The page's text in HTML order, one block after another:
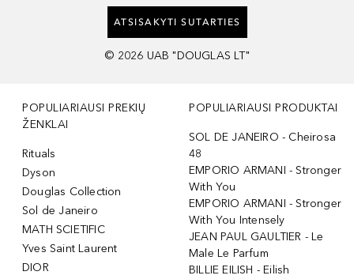
ATSISAKYTI SUTARTIES
© 2026 UAB "DOUGLAS LT"
POPULIARIAUSI PREKIŲ
ŽENKLAI
Rituals
Dyson
Douglas Collection
Sol de Janeiro
MATH SCIETIFIC
Yves Saint Laurent
DIOR
POPULIARIAUSI PRODUKTAI
SOL DE JANEIRO - Cheirosa
48
EMPORIO ARMANI - Stronger
With You
EMPORIO ARMANI - Stronger
With You Intensely
JEAN PAUL GAULTIER - Le
Male Le Parfum
BILLIE EILISH - Eilish